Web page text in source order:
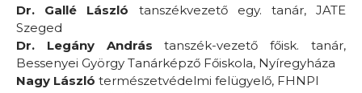
Dr. Gallé László tanszékvezető egy. tanár, JATE
Szeged
Dr. Legány Andrástanszék-vezető főisk. tanár,
Bessenyei György Tanárképző Főiskola, Nyíregyháza
Nagy László természetvédelmi felügyelő, FHNPI